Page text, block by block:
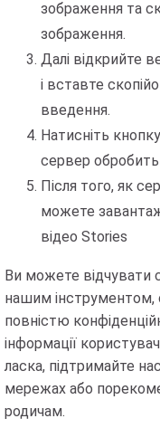
зображення та
зображення.
Далі відкрийте
і вставте
введення.
Натисніть
сервер обробить
Після того, як
можете
відео Stories
Ви можете відчувати
нашим інструментом,
повністю
інформації
ласка, підтримайте
мережах або
родичам.